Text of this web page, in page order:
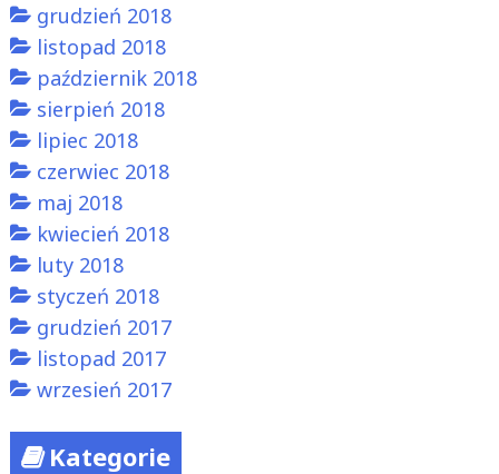
grudzień 2018
listopad 2018
październik 2018
sierpień 2018
lipiec 2018
czerwiec 2018
maj 2018
kwiecień 2018
luty 2018
styczeń 2018
grudzień 2017
listopad 2017
wrzesień 2017
Kategorie